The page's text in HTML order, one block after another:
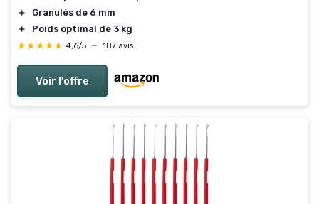
＋
Granulés de 6 mm
＋
Poids optimal de 3 kg
★★★★★
★★★★★ 4,6/5 — 187 avis
Voir l'offre